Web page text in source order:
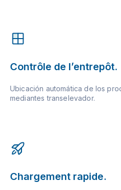
Contrôle de l’entrepôt.
Ubicación automática de los
mediantes transelevador.
Chargement rapide.